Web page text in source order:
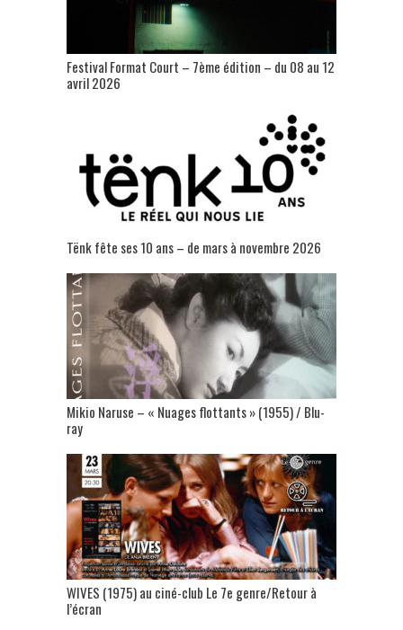
Festival Format Court – 7ème édition – du 08 au 12
avril 2026
Tënk fête ses 10 ans – de mars à novembre 2026
Mikio Naruse – « Nuages flottants » (1955) / Blu-
ray
WIVES (1975) au ciné-club Le 7e genre/Retour à
l’écran